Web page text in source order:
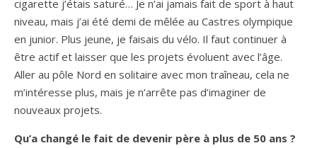
cigarette j’étais saturé… Je n’ai jamais fait de sport à haut
niveau, mais j’ai été demi de mêlée au Castres olympique
en junior. Plus jeune, je faisais du vélo. Il faut continuer à
être actif et laisser que les projets évoluent avec l’âge.
Aller au pôle Nord en solitaire avec mon traîneau, cela ne
m’intéresse plus, mais je n’arrête pas d’imaginer de
nouveaux projets.
Qu’a changé le fait de devenir père à plus de 50 ans ?